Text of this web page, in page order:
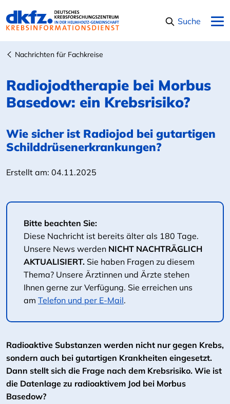
Suche
Nachrichten für Fachkreise
Radiojodtherapie bei Morbus
Basedow: ein Krebsrisiko?
Wie sicher ist Radiojod bei gutartigen
Schilddrüsenerkrankungen?
Erstellt am: 04.11.2025
Bitte beachten Sie:
Diese Nachricht ist bereits älter als 180 Tage.
Unsere News werden NICHT NACHTRÄGLICH
AKTUALISIERT. Sie haben Fragen zu diesem
Thema? Unsere Ärztinnen und Ärzte stehen
Ihnen gerne zur Verfügung. Sie erreichen uns
am Telefon und per E-Mail.
Radioaktive Substanzen werden nicht nur gegen Krebs,
sondern auch bei gutartigen Krankheiten eingesetzt.
Dann stellt sich die Frage nach dem Krebsrisiko. Wie ist
die Datenlage zu radioaktivem Jod bei Morbus
Basedow?